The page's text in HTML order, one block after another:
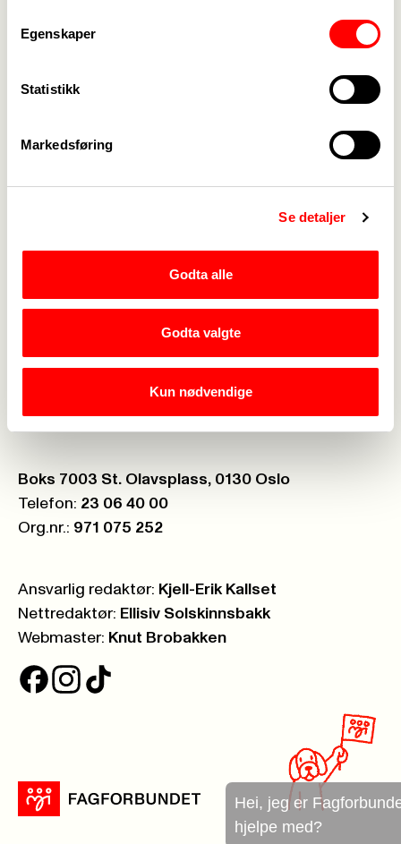
Egenskaper
Statistikk
Markedsføring
Se detaljer
Godta alle
Godta valgte
Kun nødvendige
Hei, jeg er Fagforbundets
hjelpe med?
Lønn og tariff
Kalender ->
Brosjyrer og materiell ->
Åpenhetsloven->
->
Nettbutikken->
Postboks:
Boks 7003 St. Olavsplass, 0130 Oslo
Telefon: 23 06 40 00
Org.nr.: 971 075 252
Ansvarlig redaktør: Kjell-Erik Kallset
Nettredaktør: Ellisiv Solskinnsbakk
Webmaster: Knut Brobakken